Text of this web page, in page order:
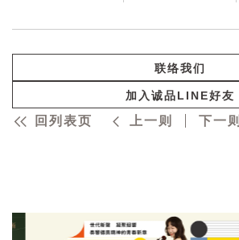
联络我们
加入诚品LINE好友
回列表页 上一则 下一则